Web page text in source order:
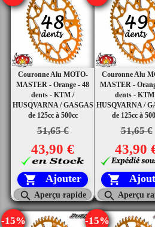
Couronne Alu MOTO-
MASTER - Orange - 48
dents - KTM /
HUSQVARNA / GASGAS
de 125cc à 500cc
51,65 €
43,90 €
 Ajouter
 Aperçu rapide
Couronne Alu
MASTER -
dents -
HUSQVARNA /
de 125cc à
51,65 €
43,90

 Aperçu
-15% -15%